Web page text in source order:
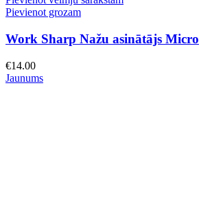
Pievienot grozam
Work Sharp Nažu asinātājs Micro
€14.00
Jaunums